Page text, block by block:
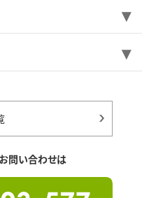
問い合わせは